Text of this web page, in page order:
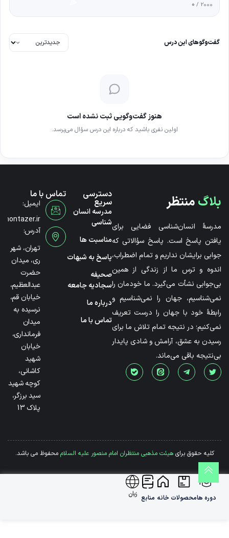
0 / 2000
گفت‌وگوهای این درس
هنوز گفت‌وگویی ثبت نشده است
اولین نفری باشید که درباره این درس سؤال می‌پرسد.
بلاگمنتظر
مدرسۀ انسان‌شناسی فضایی برای
یافتن پاسخ است. پاسخ سؤالاتی که
جوابی برایشان نداریم و تمام اضطراب،
اندوه و ترس ما از زندگی از همین
بی‌جوابی نشأت می‌گیرد. ما خودمان را
نمی‌شناسیم، جهان را نمی‌شناسیم و
رابطۀ خود با جهان را درست تعریف
نمی‌کنیم؛ در نتیجه تمام تلاش ما برای
رسیدن به عشق، آرامش و شادی پایدار
بی‌نتیجه باقی می‌ماند.
دسترسی
سریع
مدرسه انسان
شناسی
مناسبت ها
پاسخ به شبهات
صحیفه
سجادیه جامعه
درباره ما
تماس با ما
تماس با ما
ایمیل:
آدرس:
تهران، شهر
ری، میدان
حضرت
عبدالعظیم،
خیابان قم،
نرسیده به
میدان
فرمانداری،
خیابان
شهید
کاشانی،
کوچه شهید
سید برزگر،
پلاک 13
کلیه حقوق برایهیئت مذهبی منتظران امام منصور علیه السلاممحفوظ می باشد.
دوره هامحصولات خانه منابع زبان